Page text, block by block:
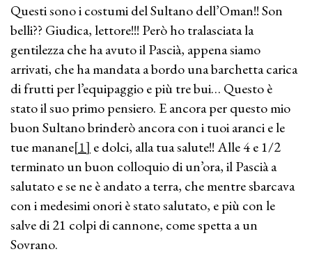
Questi sono i costumi del Sultano dell’Oman!! Son
belli?? Giudica, lettore!!! Però ho tralasciata la
gentilezza che ha avuto il Pascià, appena siamo
arrivati, che ha mandata a bordo una barchetta carica
di frutti per l’equipaggio e più tre bui… Questo è
stato il suo primo pensiero. E ancora per questo mio
buon Sultano brinderò ancora con i tuoi aranci e le
tue manane[1] e dolci, alla tua salute!! Alle 4 e 1/2
terminato un buon colloquio di un’ora, il Pascià a
salutato e se ne è andato a terra, che mentre sbarcava
con i medesimi onori è stato salutato, e più con le
salve di 21 colpi di cannone, come spetta a un
Sovrano.